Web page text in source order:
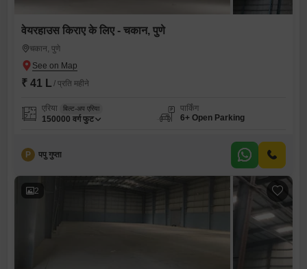
वेयरहाउस किराए के लिए - चकान, पुणे
चकान, पुणे
₹ 41 L / प्रति महीने
एरिया बिल्ट-अप एरिया
150000 वर्ग फुट
पार्किंग
6+ Open Parking
P पपु गुप्ता
2